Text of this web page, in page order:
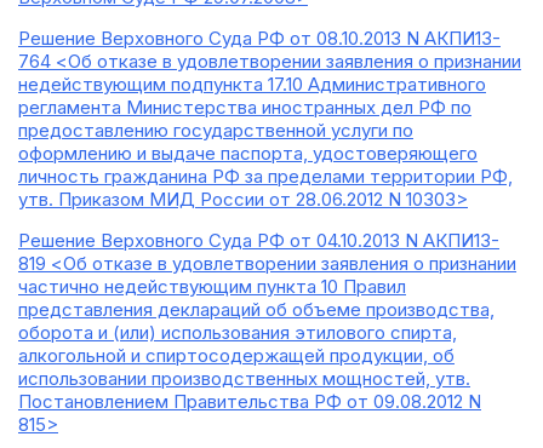
Решение Верховного Суда РФ от 08.10.2013 N АКПИ13-
764 <Об отказе в удовлетворении заявления о признании
недействующим подпункта 17.10 Административного
регламента Министерства иностранных дел РФ по
предоставлению государственной услуги по
оформлению и выдаче паспорта, удостоверяющего
личность гражданина РФ за пределами территории РФ,
утв. Приказом МИД России от 28.06.2012 N 10303>
Решение Верховного Суда РФ от 04.10.2013 N АКПИ13-
819 <Об отказе в удовлетворении заявления о признании
частично недействующим пункта 10 Правил
представления деклараций об объеме производства,
оборота и (или) использования этилового спирта,
алкогольной и спиртосодержащей продукции, об
использовании производственных мощностей, утв.
Постановлением Правительства РФ от 09.08.2012 N
815>